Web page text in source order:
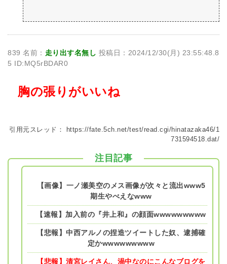
839 名前： 走り出す名無し 投稿日：2024/12/30(月) 23:55:48.8
5 ID:MQ5rBDAR0
胸の張りがいいね
引用元スレッド：
https://fate.5ch.net/test/read.cgi/hinatazaka46/1
731594518.dat/
注目記事
【画像】一ノ瀬美空のメス画像が次々と流出www5
期生やべえなwww
【速報】加入前の『井上和』の顔面wwwwwwwww
【悲報】中西アルノの捏造ツイートした奴、逮捕確
定かwwwwwwwww
【悲報】清宮レイさん、渦中なのにこんなブログを